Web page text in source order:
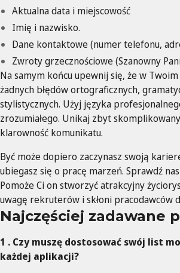
Aktualna data i miejscowość
Imię i nazwisko.
Dane kontaktowe (numer telefonu,
Zwroty grzecznościowe (Szanowny
Na samym końcu upewnij się, że w
żadnych błędów ortograficznych,
stylistycznych. Użyj języka
zrozumiałego. Unikaj zbyt
klarowność komunikatu.
Być może dopiero zaczynasz swoją
ubiegasz się o pracę marzeń. Sprawdź
Pomoże Ci on stworzyć atrakcyjny
uwagę rekruterów i skłoni pracodawców
Najczęściej zadawane
1 . Czy muszę dostosować swój list
każdej aplikacji?